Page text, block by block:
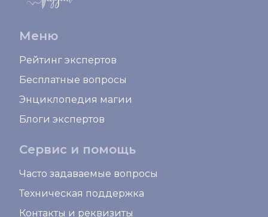
Меню
Рейтинг экспертов
Бесплатные вопросы
Энциклопедия магии
Блоги экспертов
Сервис и помощь
Часто задаваемые вопросы
Техническая поддержка
Контакты и реквизиты